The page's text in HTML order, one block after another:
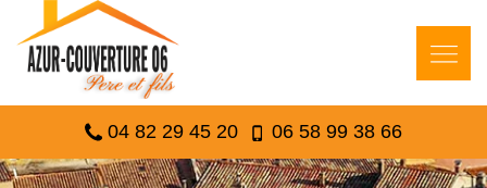
04 82 29 45 20 06 58 99 38 66